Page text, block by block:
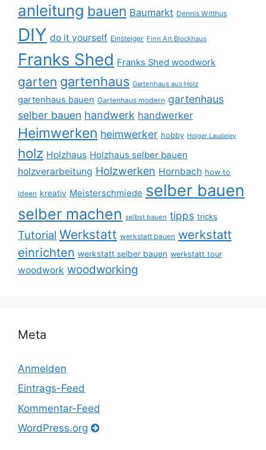
anleitung bauen Baumarkt Dennis Witthus
DIY do it yourself Einsteiger Finn Art Blockhaus
Franks Shed Franks Shed woodwork
garten gartenhaus Gartenhaus aus Holz
gartenhaus bauen Gartenhaus modern gartenhaus
selber bauen handwerk handwerker
Heimwerken heimwerker hobby Holger Laudeley
holz Holzhaus Holzhaus selber bauen
holzverarbeitung Holzwerken Hornbach how to
ideen kreativ Meisterschmiede selber bauen
selber machen selbst bauen tipps tricks
Tutorial Werkstatt werkstatt bauen werkstatt
einrichten werkstatt selber bauen werkstatt tour
woodwork woodworking
Meta
Anmelden
Eintrags-Feed
Kommentar-Feed
WordPress.org